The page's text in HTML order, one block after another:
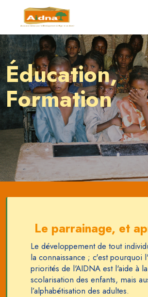
Éducation,
Formation
Le parrainage, et
Le développement de tout
la connaissance ; c'est pourquoi
priorités de l'AIDNA est l'aide à la
scolarisation des enfants, mais
l’alphabétisation des adultes.